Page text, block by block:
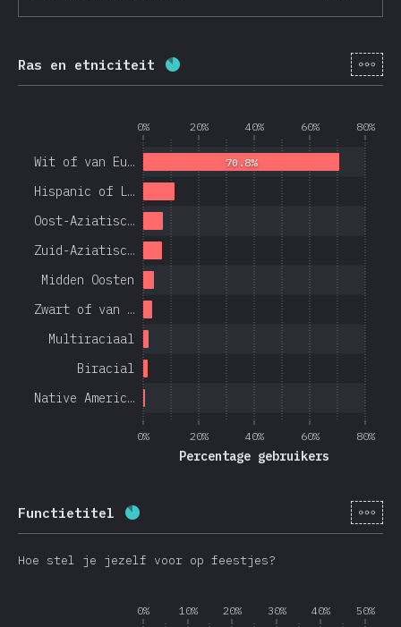
Ras en etniciteit Voltooiingspercentage: 84.4 %
[nl-
0% 20% 40% 60% 80%
0% 20% 40% 60% 80%
Percentage gebruikers
Native Americ…
Biracial
Multiraciaal
Zwart of van …
Midden Oosten
Zuid-Aziatisc…
Oost-Aziatisc…
Hispanic of L…
Wit of van Eu… 70.8%
Functietitel Voltooiingspercentage: ([nl-
Hoe stel je jezelf voor op feestjes?
0% 10% 20% 30% 40% 50%